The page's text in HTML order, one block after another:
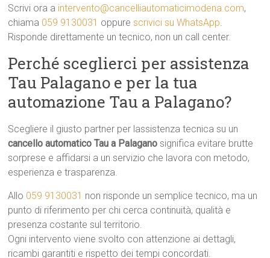
Scrivi ora a intervento@cancelliautomaticimodena.com,
chiama 059 9130031 oppurescrivici su WhatsApp.
Risponde direttamente un tecnico, non un call center.
Perché sceglierci per assistenza
Tau Palagano e per la tua
automazione Tau a Palagano?
Scegliere il giusto partner per lassistenza tecnica su un
cancello automatico Tau a Palagano significa evitare brutte
sorprese e affidarsi a un servizio che lavora con metodo,
esperienza e trasparenza.
Allo 059 9130031 non risponde un semplice tecnico, ma un
punto di riferimento per chi cerca continuità, qualità e
presenza costante sul territorio.
Ogni intervento viene svolto con attenzione ai dettagli,
ricambi garantiti e rispetto dei tempi concordati.